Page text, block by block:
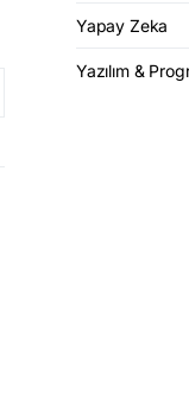
Yapay Zeka
Yazılım &